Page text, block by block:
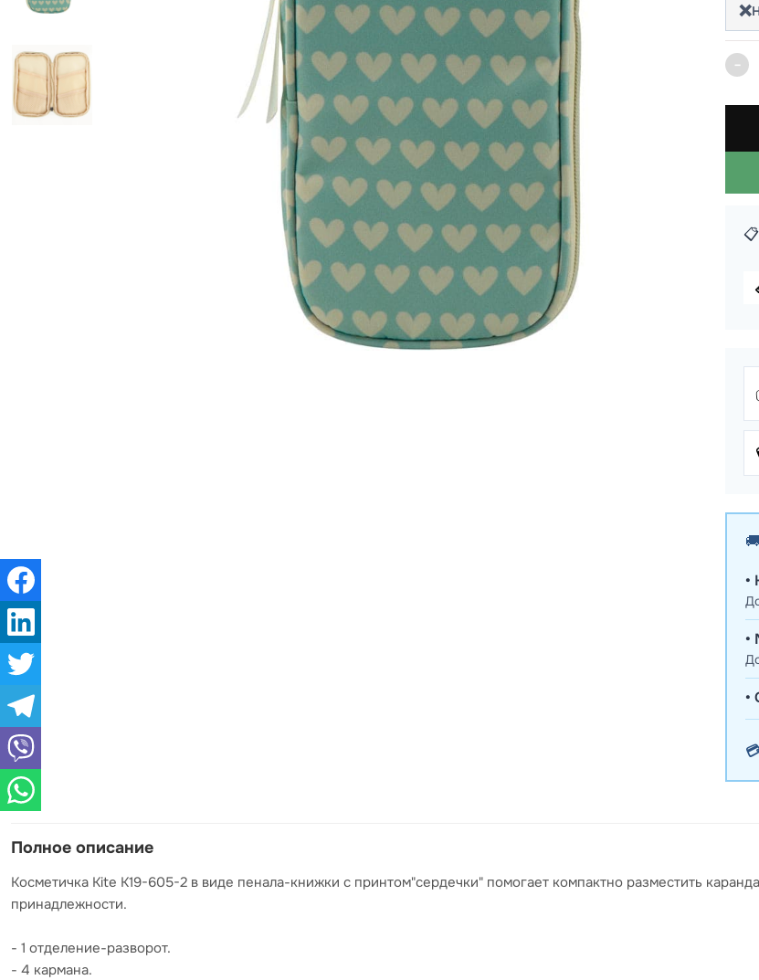
Бананки
Аксессуары для школы
Детские кошельки
Дошкольные рюкзаки
❌
-
•
•
•
Полное описание
Косметичка Kite K19-605-2 в виде пенала-книжки с принтом"сердечки" помогает компактно разместить
принадлежности.
- 1 отделение-разворот.
- 4 кармана.